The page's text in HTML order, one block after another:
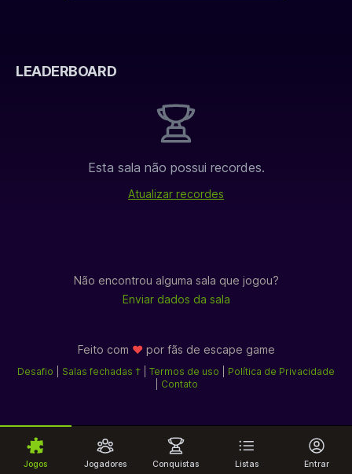
LEADERBOARD
Esta sala não possui recordes.
Atualizar recordes
Jogos Jogadores Conquistas Listas Entrar
Não encontrou alguma sala que jogou?
Enviar dados da sala
Feito com ♥por fãs de escape game
Desafio Salas fechadas † Termos de uso
Política de Privacidade
Contato